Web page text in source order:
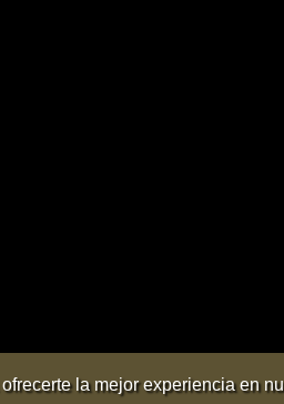
la mejor experiencia en